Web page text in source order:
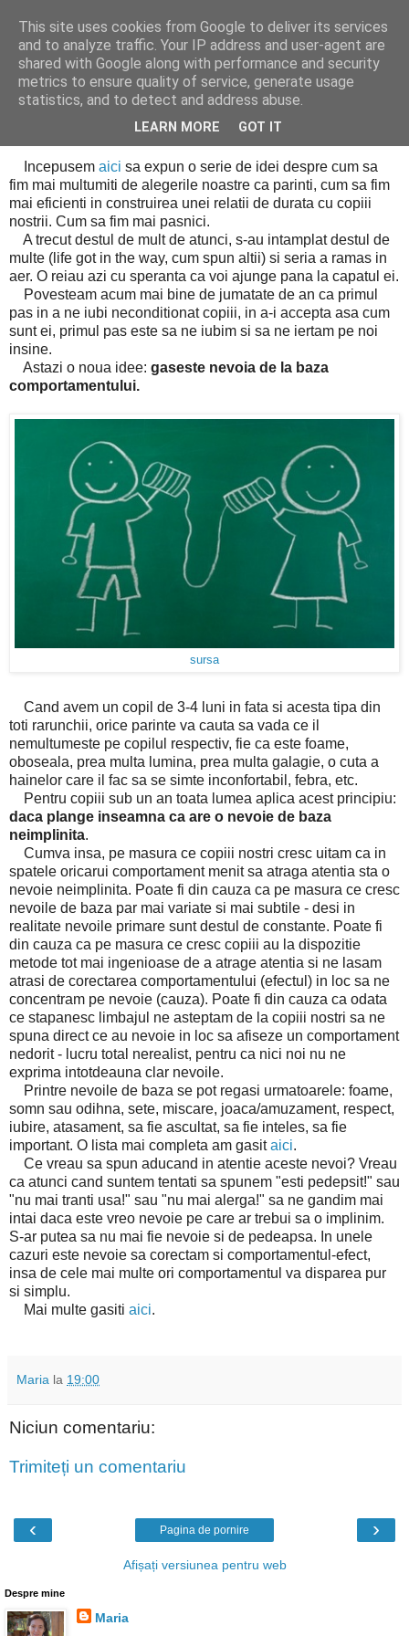
Cealalta realitate
luni, iulie 22, 2013
Parinti pasnici (2)
Incepusem aici sa expun o serie de idei despre cum sa
fim mai multumiti de alegerile noastre ca parinti, cum sa fim
mai eficienti in construirea unei relatii de durata cu copiii
nostrii. Cum sa fim mai pasnici.
A trecut destul de mult de atunci, s-au intamplat destul de
multe (life got in the way, cum spun altii) si seria a ramas in
aer. O reiau azi cu speranta ca voi ajunge pana la capatul ei.
Povesteam acum mai bine de jumatate de an ca primul
pas in a ne iubi neconditionat copiii, in a-i accepta asa cum
sunt ei, primul pas este sa ne iubim si sa ne iertam pe noi
insine.
Astazi o noua idee: gaseste nevoia de la baza
comportamentului.
sursa
Cand avem un copil de 3-4 luni in fata si acesta tipa din
toti rarunchii, orice parinte va cauta sa vada ce il
nemultumeste pe copilul respectiv, fie ca este foame,
oboseala, prea multa lumina, prea multa galagie, o cuta a
hainelor care il fac sa se simte inconfortabil, febra, etc.
Pentru copiii sub un an toata lumea aplica acest principiu:
daca plange inseamna ca are o nevoie de baza
neimplinita.
Cumva insa, pe masura ce copiii nostri cresc uitam ca in
spatele oricarui comportament menit sa atraga atentia sta o
nevoie neimplinita. Poate fi din cauza ca pe masura ce cresc
nevoile de baza par mai variate si mai subtile - desi in
realitate nevoile primare sunt destul de constante. Poate fi
din cauza ca pe masura ce cresc copiii au la dispozitie
metode tot mai ingenioase de a atrage atentia si ne lasam
atrasi de corectarea comportamentului (efectul) in loc sa ne
concentram pe nevoie (cauza). Poate fi din cauza ca odata
ce stapanesc limbajul ne asteptam de la copiii nostri sa ne
spuna direct ce au nevoie in loc sa afiseze un comportament
nedorit - lucru total nerealist, pentru ca nici noi nu ne
exprima intotdeauna clar nevoile.
Printre nevoile de baza se pot regasi urmatoarele: foame,
somn sau odihna, sete, miscare, joaca/amuzament, respect,
iubire, atasament, sa fie ascultat, sa fie inteles, sa fie
important. O lista mai completa am gasitaici.
Ce vreau sa spun aducand in atentie aceste nevoi? Vreau
ca atunci cand suntem tentati sa spunem "esti pedepsit!" sau
"nu mai tranti usa!" sau "nu mai alerga!" sa ne gandim mai
intai daca este vreo nevoie pe care ar trebui sa o implinim.
S-ar putea sa nu mai fie nevoie si de pedeapsa. In unele
cazuri este nevoie sa corectam si comportamentul-efect,
insa de cele mai multe ori comportamentul va disparea pur
si simplu.
Mai multe gasiti aici.
Maria la 19:00
Niciun comentariu:
Trimiteți un comentariu
‹ ›
Pagina de pornire
Afișați versiunea pentru web
Despre mine
Maria
This site uses cookies from Google to deliver its services
and to analyze traffic. Your IP address and user-agent are
shared with Google along with performance and security
metrics to ensure quality of service, generate usage
statistics, and to detect and address abuse.
LEARN MORE GOT IT